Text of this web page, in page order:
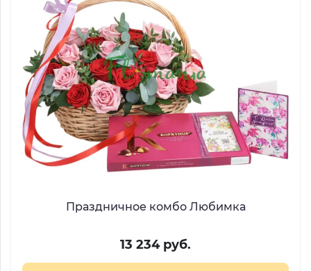
Праздничное комбо Любимка
13 234 руб.